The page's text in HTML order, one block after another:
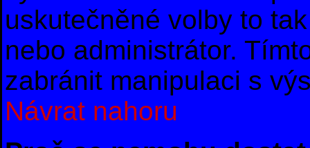
uskutečněné volby to
nebo administrátor.
zabránit manipulaci s
Návrat nahoru